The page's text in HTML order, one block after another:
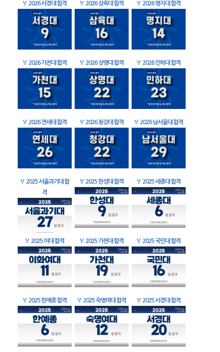
🏅 2026 서경대 합격 🏅 2026 삼육대 합격 🏅 2026 명지대 합격
🏅 2026 가천대 합격 🏅 2026 상명대 합격 🏅 2026 인하대 합격
🏅 2026 연세대 합격 🏅 2026 청강대 합격 🏅 2026 남서울대 합격
🏅 2025 서울과기대 합
격
🏅 2025 한성대 합격 🏅 2025 세종대 합격
🏅 2025 이대 합격 🏅 2025 가천대 합격 🏅 2025 국민대 합격
🏅 2025 한예종 합격 🏅 2025 숙명여대 합격 🏅 2025 서경대 합격